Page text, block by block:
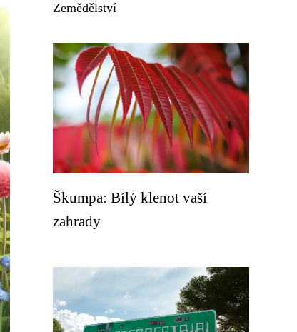
Zemědělství
Škumpa: Bílý klenot vaší
zahrady